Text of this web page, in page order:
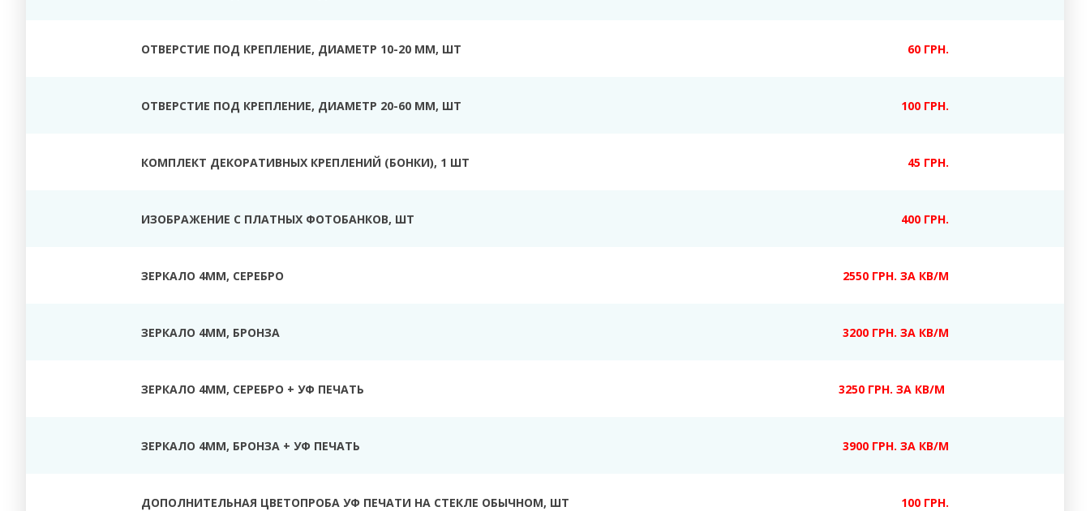
ОТВЕРСТИЕ ПОД КРЕПЛЕНИЕ, ДИАМЕТР 10-20 ММ, ШТ 60 ГРН.
ОТВЕРСТИЕ ПОД КРЕПЛЕНИЕ, ДИАМЕТР 20-60 ММ, ШТ 100 ГРН.
КОМПЛЕКТ ДЕКОРАТИВНЫХ КРЕПЛЕНИЙ (БОНКИ), 1 ШТ 45 ГРН.
ИЗОБРАЖЕНИЕ С ПЛАТНЫХ ФОТОБАНКОВ, ШТ 400 ГРН.
ЗЕРКАЛО 4ММ, СЕРЕБРО 2550 ГРН. ЗА КВ/М
ЗЕРКАЛО 4ММ, БРОНЗА 3200 ГРН. ЗА КВ/М
ЗЕРКАЛО 4ММ, СЕРЕБРО + УФ ПЕЧАТЬ 3250 ГРН. ЗА КВ/М
ЗЕРКАЛО 4ММ, БРОНЗА + УФ ПЕЧАТЬ 3900 ГРН. ЗА КВ/М
ДОПОЛНИТЕЛЬНАЯ ЦВЕТОПРОБА УФ ПЕЧАТИ НА СТЕКЛЕ ОБЫЧНОМ, ШТ 100 ГРН.